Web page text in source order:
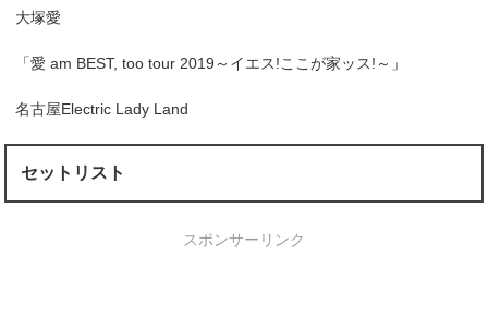
大塚愛
「愛 am BEST, too tour 2019～イエス!ここが家ッス!～」
名古屋Electric Lady Land
セットリスト
スポンサーリンク